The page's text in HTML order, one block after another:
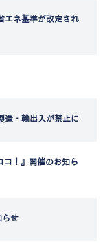
エネ基準が改定され
造・輸出入が禁止に
コ！』開催のお知ら
らせ